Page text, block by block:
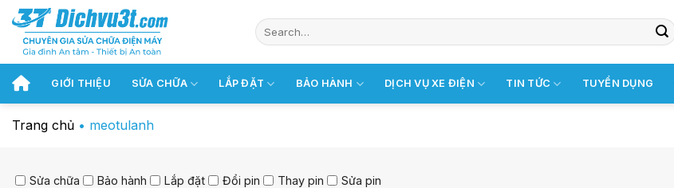
Chuyển
đến
dung
GIỚI THIỆU SỬA CHỮA LẮP ĐẶT BẢO HÀNH DỊCH VỤ XE ĐIỆN TIN TỨC TUYỂN DỤNG
Trang chủ • meotulanh
Sửa chữa Bảo hành Lắp đặt Đổi pin Thay pin Sửa pin